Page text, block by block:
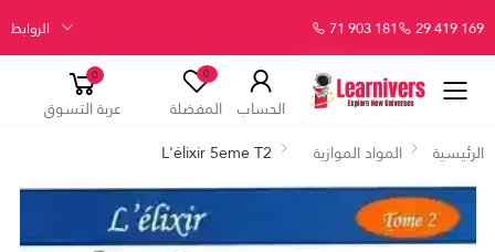
29 419 169
71 903 181 الروابط
الحساب
0
المفضلة
0
عربة التسوق
الرئيسية
المواد الموازية L'élixir 5eme T2